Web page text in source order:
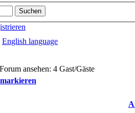
English language
ansehen: 4 Gast/Gäste
markieren